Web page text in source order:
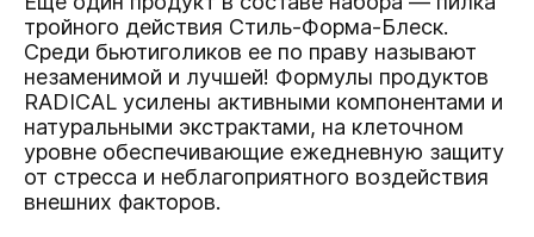
тройного действия Стиль-Форма-Блеск.
Среди бьютиголиков ее по праву называют
незаменимой и лучшей! Формулы продуктов
RADICAL усилены активными компонентами и
натуральными экстрактами, на клеточном
уровне обеспечивающие ежедневную защиту
от стресса и неблагоприятного воздействия
внешних факторов.